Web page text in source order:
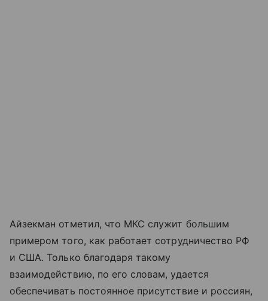
Айзекман отметил, что МКС служит большим
примером того, как работает сотрудничество РФ
и США. Только благодаря такому
взаимодействию, по его словам, удается
обеспечивать постоянное присутствие и россиян,